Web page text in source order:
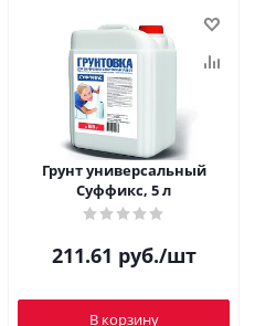
Грунт универсальный
Суффикс, 5 л
211.61 руб./шт
В корзину